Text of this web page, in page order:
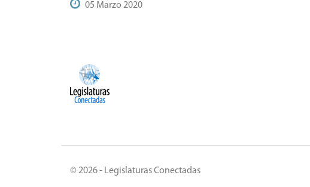
05 Marzo 2020
© 2026 - Legislaturas Conectadas